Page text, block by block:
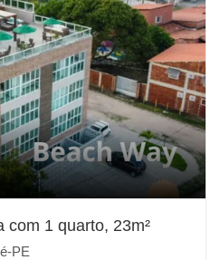
com 1 quarto, 23m²
PE